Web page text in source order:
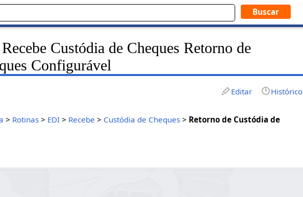
Custódia de Cheques Retorno de
Configurável
Editar Histórico
> Rotinas > EDI > Recebe > Custódia de Cheques > Retorno de Custódia de